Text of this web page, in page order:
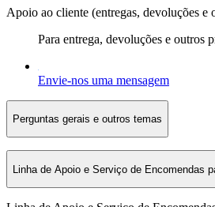
Apoio ao cliente (entregas, devoluções e
Para entrega, devoluções e outros
Envie-nos uma mensagem
Perguntas gerais e outros temas
Linha de Apoio e Serviço de Encomendas